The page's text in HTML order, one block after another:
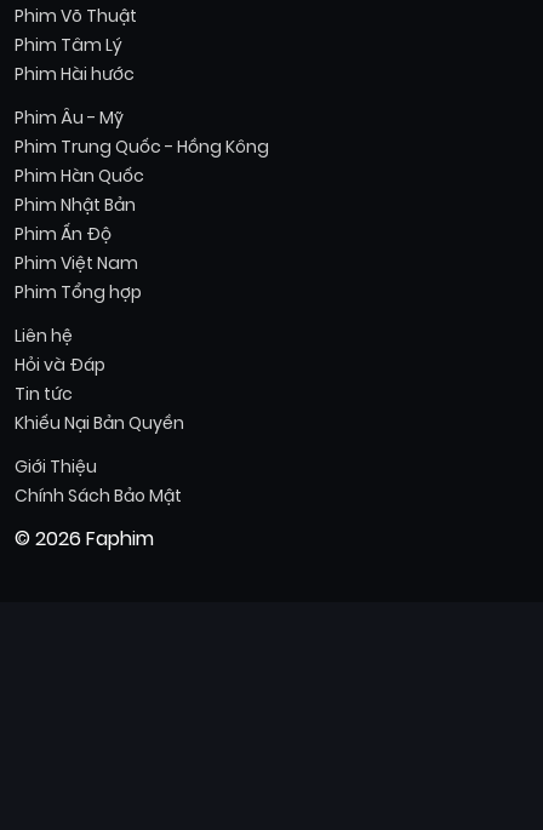
Phim Võ Thuật
Phim Tâm Lý
Phim Hài hước
Phim Âu - Mỹ
Phim Trung Quốc - Hồng Kông
Phim Hàn Quốc
Phim Nhật Bản
Phim Ấn Độ
Phim Việt Nam
Phim Tổng hợp
Liên hệ
Hỏi và Đáp
Tin tức
Khiếu Nại Bản Quyền
Giới Thiệu
Chính Sách Bảo Mật
© 2026 Faphim